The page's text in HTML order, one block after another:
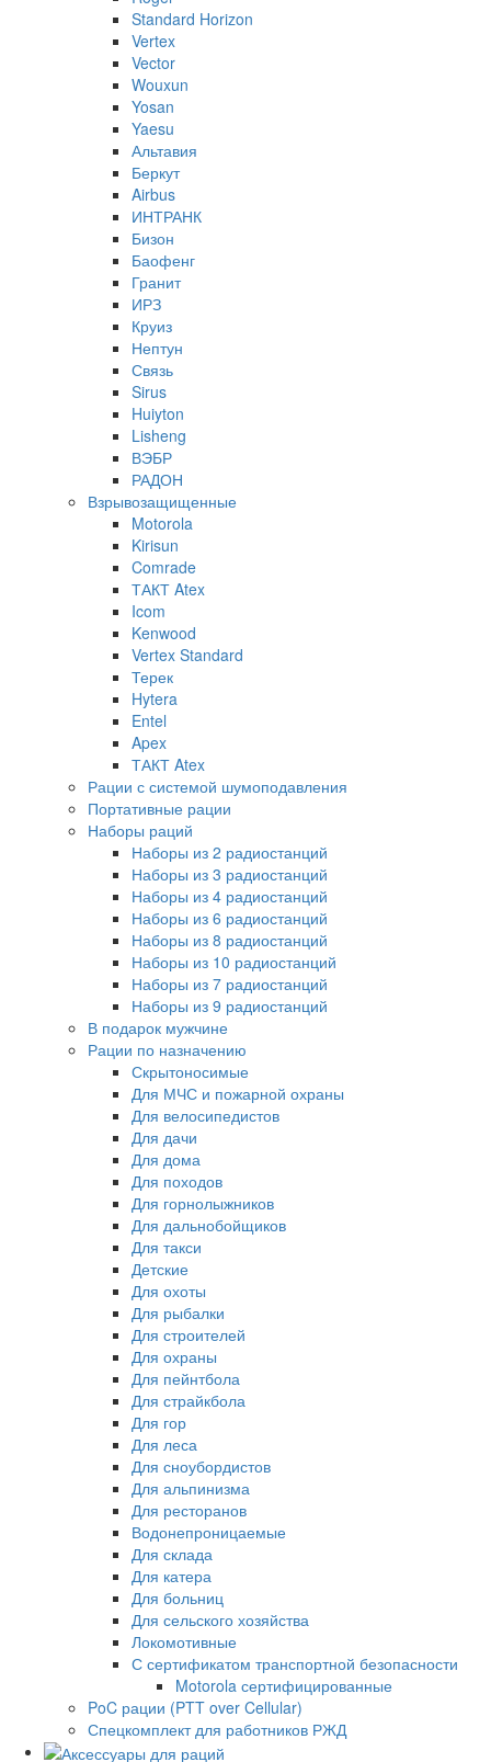
Standard Horizon
Vertex
Vector
Wouxun
Yosan
Yaesu
Альтавия
Беркут
Airbus
ИНТРАНК
Бизон
Баофенг
Гранит
ИРЗ
Круиз
Нептун
Связь
Sirus
Huiyton
Lisheng
ВЭБР
РАДОН
Взрывозащищенные
Motorola
Kirisun
Comrade
ТАКТ Atex
Icom
Kenwood
Vertex Standard
Терек
Hytera
Entel
Apex
ТАКТ Atex
Рации с системой шумоподавления
Портативные рации
Наборы раций
Наборы из 2 радиостанций
Наборы из 3 радиостанций
Наборы из 4 радиостанций
Наборы из 6 радиостанций
Наборы из 8 радиостанций
Наборы из 10 радиостанций
Наборы из 7 радиостанций
Наборы из 9 радиостанций
В подарок мужчине
Рации по назначению
Скрытоносимые
Для МЧС и пожарной охраны
Для велосипедистов
Для дачи
Для дома
Для походов
Для горнолыжников
Для дальнобойщиков
Для такси
Детские
Для охоты
Для рыбалки
Для строителей
Для охраны
Для пейнтбола
Для страйкбола
Для гор
Для леса
Для сноубордистов
Для альпинизма
Для ресторанов
Водонепроницаемые
Для склада
Для катера
Для больниц
Для сельского хозяйства
Локомотивные
С сертификатом транспортной безопасности
Motorola сертифицированные
PoC рации (PTT over Cellular)
Спецкомплект для работников РЖД